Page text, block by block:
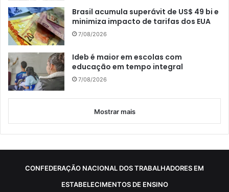
Brasil acumula superávit de US$ 49 bi e
minimiza impacto de tarifas dos EUA
7/08/2026
Ideb é maior em escolas com
educação em tempo integral
7/08/2026
Mostrar mais
CONFEDERAÇÃO NACIONAL DOS TRABALHADORES EM
ESTABELECIMENTOS DE ENSINO